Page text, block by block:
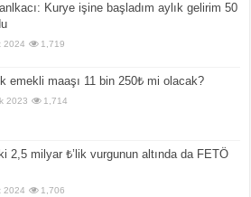
Kurye işine başladım aylık gelirim 50
2024 1,719
emekli maaşı 11 bin 250₺ mi olacak?
2023 1,714
2,5 milyar ₺’lik vurgunun altında da FETÖ
2024 1,706